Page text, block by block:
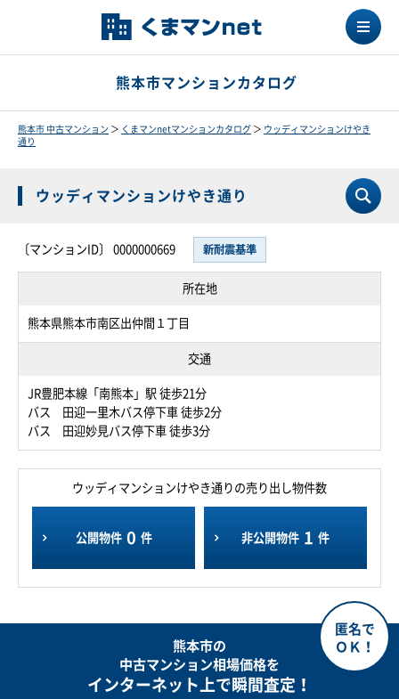
熊本市マンションカタログ
熊本市 中古マンション ＞ くまマンnetマンションカタログ ＞ ウッディマンションけやき
通り
ウッディマンションけやき通り
〔マンションID〕 0000000669 新耐震基準
所在地
熊本県熊本市南区出仲間１丁目
交通
JR豊肥本線「南熊本」駅 徒歩21分
バス 田迎一里木バス停下車 徒歩2分
バス 田迎妙見バス停下車 徒歩3分
ウッディマンションけやき通りの売り出し物件数
公開物件 0 件 非公開物件 1 件
熊本市の
中古マンション相場価格を
インターネット上で瞬間査定！